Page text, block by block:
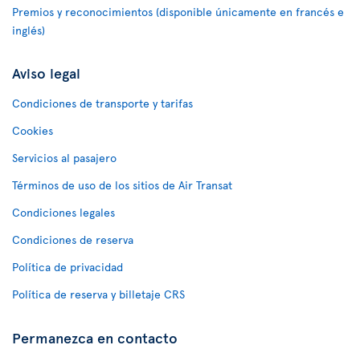
Premios y reconocimientos (disponible únicamente en francés e
inglés)
Aviso legal
Condiciones de transporte y tarifas
Cookies
Servicios al pasajero
Términos de uso de los sitios de Air Transat
Condiciones legales
Condiciones de reserva
Política de privacidad
Política de reserva y billetaje CRS
Permanezca en contacto